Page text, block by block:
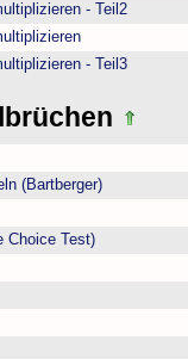
- Teil2
- Teil3
(Bartberger)
Choice Test)